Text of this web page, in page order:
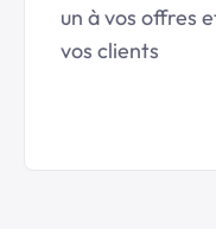
un à vos offres
vos clients